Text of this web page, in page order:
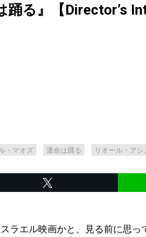
る』【Director’s
・マオズ 運命は踊る リオール・ア
ラエル映画かと、見る前に思っ